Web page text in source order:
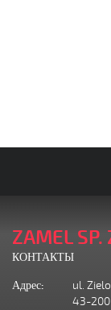
ZAMEL SP.
КОНТАКТЫ
Адрес:
ul.
43-200